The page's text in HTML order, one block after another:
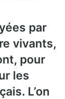
par
vivants,
pour
les
L’on